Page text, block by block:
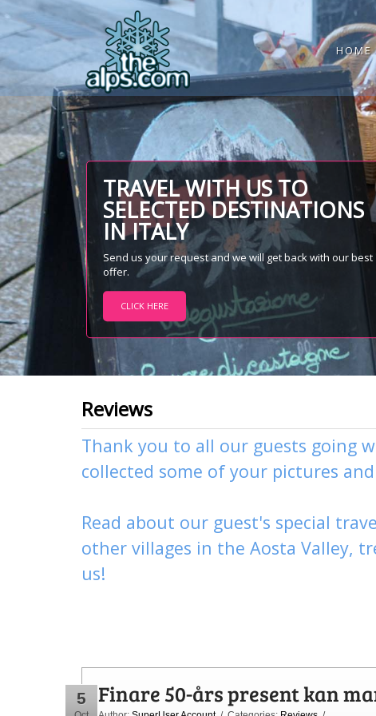
HOME
TRAVEL WITH US TO
SELECTED DESTINATIONS
IN ITALY
Send us your request and we will get back with our best
offer.
CLICK HERE
Reviews
Thank you to all our guests going
collected some of your pictures
Read about our guest's special
other villages in the Aosta Valley,
us!
5 Finare 50-års present kan